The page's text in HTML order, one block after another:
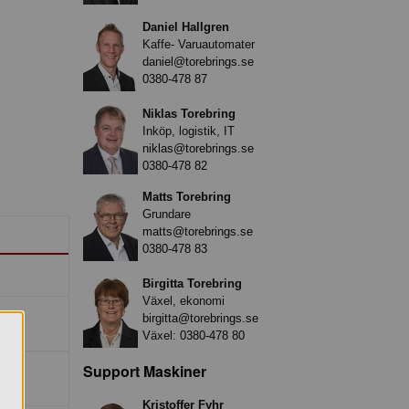
Daniel Hallgren
Kaffe- Varuautomater
daniel@torebrings.se
0380-478 87
Niklas Torebring
Inköp, logistik, IT
niklas@torebrings.se
0380-478 82
Matts Torebring
Grundare
matts@torebrings.se
0380-478 83
Birgitta Torebring
Växel, ekonomi
birgitta@torebrings.se
Växel: 0380-478 80
Support Maskiner
Kristoffer Fyhr